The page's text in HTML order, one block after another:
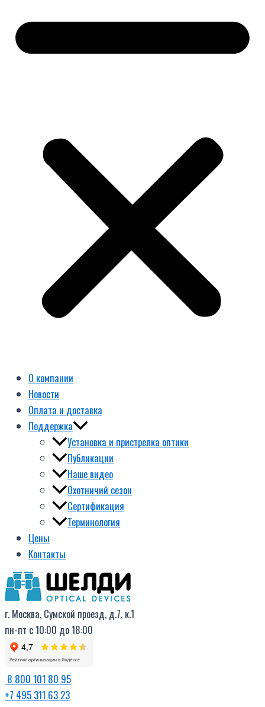
О компании
Новости
Оплата и доставка
Поддержка
Установка и пристрелка оптики
Публикации
Наше видео
Охотничий сезон
Сертификация
Терминология
Цены
Контакты
г. Москва, Сумской проезд, д.7, к.1
пн-пт с 10:00 до 18:00
8 800 101 80 95
+7 495 311 63 23